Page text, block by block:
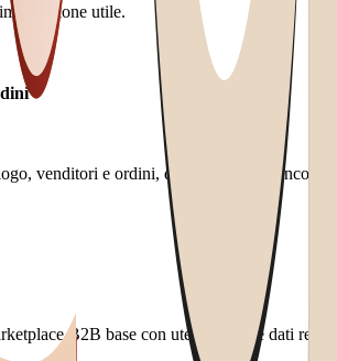
versione utile.
venditori e ordini, dati coinvolti e vincoli
B2B base con utenti pilota e dati reali.